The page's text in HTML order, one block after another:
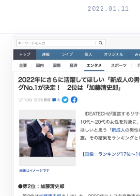
2022.01.11